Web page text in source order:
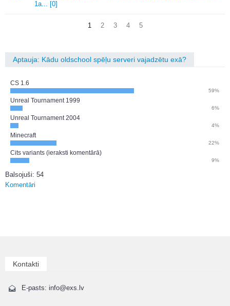
1a.
[0]
1 2 3 4 5
Aptauja: Kādu oldschool spēļu serveri vajadzētu exā?
CS 1.6
59%
Unreal Tournament 1999
6%
Unreal Tournament 2004
4%
Minecraft
22%
Cits variants (ieraksti komentārā)
9%
Balsojuši: 54
Komentāri
Kontakti
E-pasts: info@exs.lv